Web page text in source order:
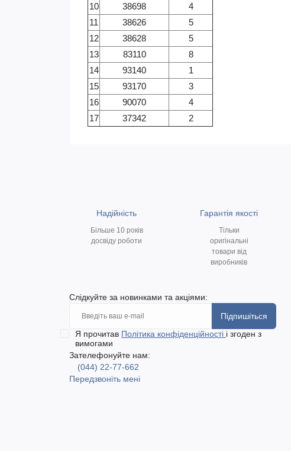
10
38698
4
11
38626
5
12
38628
5
13
83110
8
14
93140
1
15
93170
3
16
90070
4
17
37342 2
Надійність
Більше 10 років
досвіду роботи
Гарантія якості
Тільки
оригінальні
товари від
виробників
Слідкуйте за новинками та акціями:
Підпишіться
Я прочитав Політика конфіденційності і згоден з
вимогами
Зателефонуйте нам:
(044) 22-77-662
Передзвоніть мені